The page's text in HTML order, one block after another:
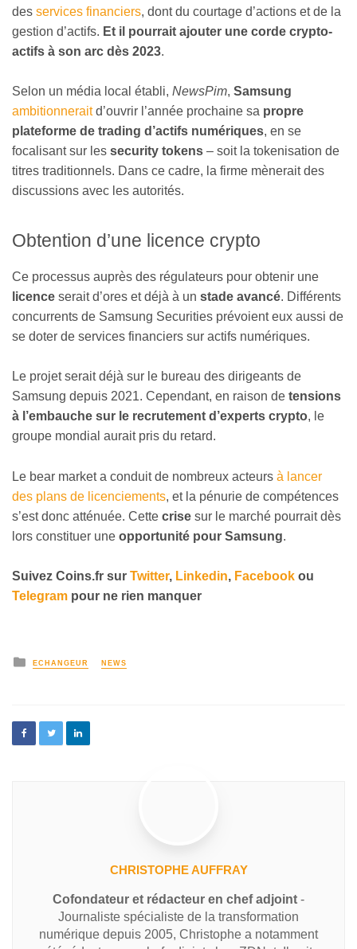
des services financiers, dont du courtage d’actions et de la
gestion d’actifs. Et il pourrait ajouter une corde crypto-
actifs à son arc dès 2023.
Selon un média local établi, NewsPim, Samsung
ambitionneraitd’ouvrir l’année prochaine sa propre
plateforme de trading d’actifs numériques, en se
focalisant sur les security tokens – soit la tokenisation de
titres traditionnels. Dans ce cadre, la firme mènerait des
discussions avec les autorités.
Obtention d’une licence crypto
Ce processus auprès des régulateurs pour obtenir une
licence serait d’ores et déjà à un stade avancé. Différents
concurrents de Samsung Securities prévoient eux aussi de
se doter de services financiers sur actifs numériques.
Le projet serait déjà sur le bureau des dirigeants de
Samsung depuis 2021. Cependant, en raison de tensions
à l’embauche sur le recrutement d’experts crypto, le
groupe mondial aurait pris du retard.
Le bear market a conduit de nombreux acteurs à lancer
des plans de licenciements, et la pénurie de compétences
s’est donc atténuée. Cette crise sur le marché pourrait dès
lors constituer une opportunité pour Samsung.
Suivez Coins.fr sur Twitter, Linkedin, Facebook ou
Telegram pour ne rien manquer
ECHANGEUR NEWS
CHRISTOPHE AUFFRAY
Cofondateur et rédacteur en chef adjoint -
Journaliste spécialiste de la transformation
numérique depuis 2005, Christophe a notamment